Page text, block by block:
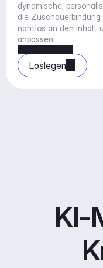
dynamische,
die
nahtlos an den Inhalt
anpassen.
Loslegen
KI-